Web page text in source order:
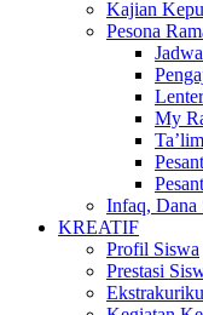
Kajian
Pesona
My
Infaq, Dana
KREATIF
Profil Siswa
Prestasi